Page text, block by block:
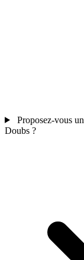
Proposez-vous
Doubs ?